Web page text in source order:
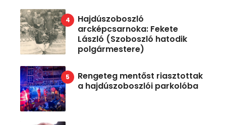
Hajdúszoboszló
arcképcsarnoka: Fekete
László (Szoboszló hatodik
polgármestere)
Rengeteg mentőst riasztottak
a hajdúszoboszlói parkolóba